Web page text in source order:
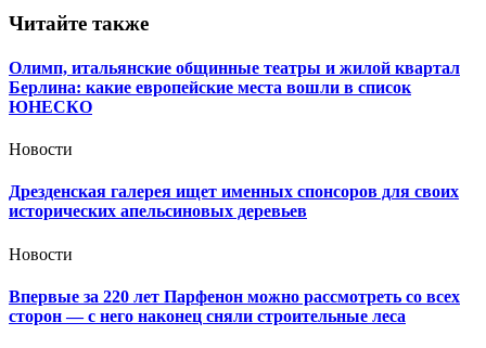
Читайте также
Олимп, итальянские общинные театры и жилой квартал
Берлина: какие европейские места вошли в список
ЮНЕСКО
Новости
Дрезденская галерея ищет именных спонсоров для своих
исторических апельсиновых деревьев
Новости
Впервые за 220 лет Парфенон можно рассмотреть со всех
сторон — с него наконец сняли строительные леса